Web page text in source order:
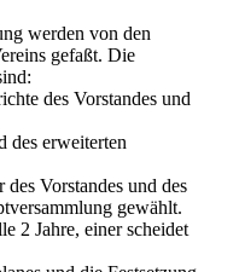
werden von den
gefaßt. Die
des Vorstandes und
des erweiterten
Vorstandes und des
gewählt.
2 Jahre, einer scheidet